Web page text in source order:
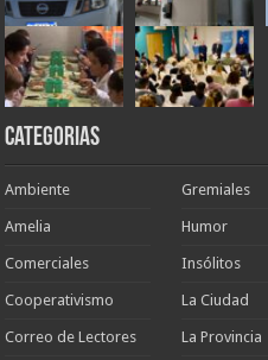
Categorias
Ambiente
Amelia
Comerciales
Cooperativismo
Correo de Lectores
Gremiales
Humor
Insólitos
La Ciudad
La Provincia